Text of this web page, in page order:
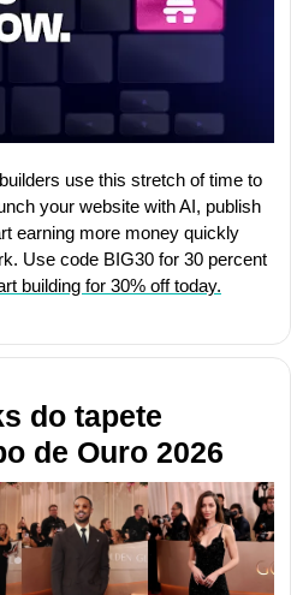
use this stretch of time to
your website with AI, publish
earning more money quickly
Use code BIG30 for 30 percent
building for 30% off today.
do tapete
de Ouro 2026